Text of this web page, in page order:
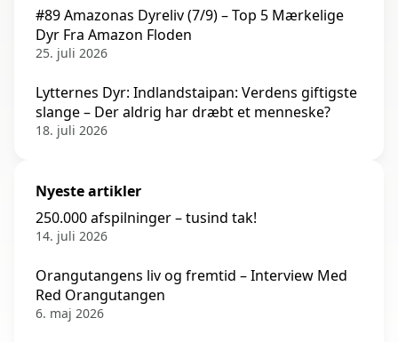
#89 Amazonas Dyreliv (7/9) – Top 5 Mærkelige
Dyr Fra Amazon Floden
25. juli 2026
Lytternes Dyr: Indlandstaipan: Verdens giftigste
slange – Der aldrig har dræbt et menneske?
18. juli 2026
Nyeste artikler
250.000 afspilninger – tusind tak!
14. juli 2026
Orangutangens liv og fremtid – Interview Med
Red Orangutangen
6. maj 2026